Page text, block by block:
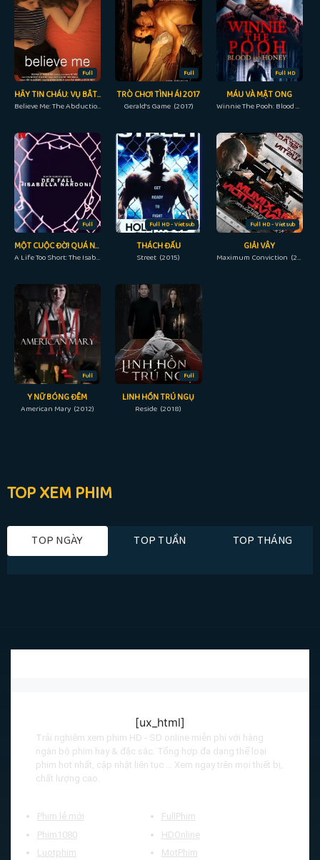
Full
HÃY TIN CHÁU: VỤ BẮT CÓC LISA MCVEY
Believe Me: The Abduction of Lisa McVey (2018)
Full
TRÒ CHƠI TÌNH ÁI 2017
Gerald's Game (2017)
Full HD
MÁU VÀ MẬT ONG
Winnie The Pooh: Blood And Honey (2023)
Full
MỘT CUỘC ĐỜI QUÁ NGẮN NGỦI: VỤ ÁN ISABELLA NARDONI
A Life Too Short: The Isabella Nardoni Case (2023)
Full HD - Vietsub
THÁCH ĐẤU
Street (2015)
Full HD - Vietsub
GIẢI VÂY
Maximum Conviction (2012)
Full
Y NỮ BÓNG ĐÊM
American Mary (2012)
Full
LINH HỒN TRÚ NGỤ
Reside (2018)
TOP XEM PHIM
TOP NGÀY TOP TUẦN TOP THÁNG